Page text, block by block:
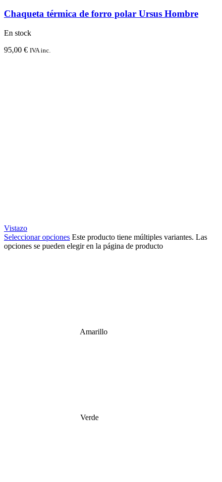
Chaqueta térmica de forro polar Ursus Hombre
En stock
95,00 € IVA inc.
Vistazo
Seleccionar opciones Este producto tiene múltiples variantes. Las
opciones se pueden elegir en la página de producto
Amarillo
Verde